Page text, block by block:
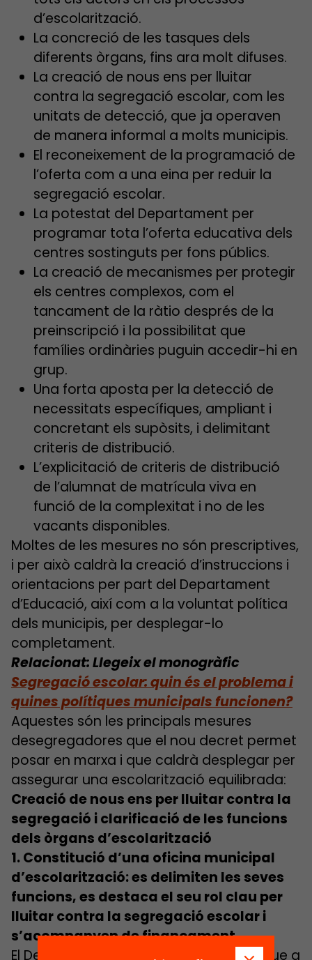
d’escolarització.
La concreció de les tasques dels
diferents òrgans, fins ara molt difuses.
La creació de nous ens per lluitar
contra la segregació escolar, com les
unitats de detecció, que ja operaven
de manera informal a molts municipis.
El reconeixement de la programació de
l’oferta com a una eina per reduir la
segregació escolar.
La potestat del Departament per
programar tota l’oferta educativa dels
centres sostinguts per fons públics.
La creació de mecanismes per protegir
els centres complexos, com el
tancament de la ràtio després de la
preinscripció i la possibilitat que
famílies ordinàries puguin accedir-hi en
grup.
Una forta aposta per la detecció de
necessitats específiques, ampliant i
concretant els supòsits, i delimitant
criteris de distribució.
L’explicitació de criteris de distribució
de l’alumnat de matrícula viva en
funció de la complexitat i no de les
vacants disponibles.
Moltes de les mesures no són prescriptives,
i per això caldrà la creació d’instruccions i
orientacions per part del Departament
d’Educació, així com a la voluntat política
dels municipis, per desplegar-lo
completament.
Relacionat: Llegeix el monogràfic
Segregació escolar: quin és el problema i
quines polítiques municipals funcionen?
Aquestes són les principals mesures
desegregadores que el nou decret permet
posar en marxa i que caldrà desplegar per
assegurar una escolarització equilibrada:
Creació de nous ens per lluitar contra la
segregació i clarificació de les funcions
dels òrgans d’escolarització
1. Constitució d’una oficina municipal
d’escolarització: es delimiten les seves
funcions, es destaca el seu rol clau per
lluitar contra la segregació escolar i
s’acompanyen de finançament
El Departament d’educació identifica que a